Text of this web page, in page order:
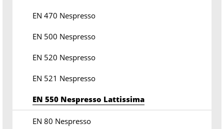
EN 470 Nespresso
EN 500 Nespresso
EN 520 Nespresso
EN 521 Nespresso
EN 550 Nespresso Lattissima
EN 80 Nespresso